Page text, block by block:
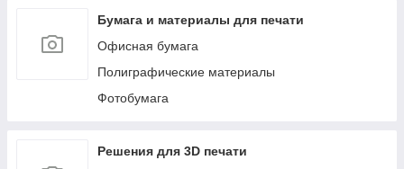
Бумага и материалы для печати
Офисная бумага
Полиграфические материалы
Фотобумага
Решения для 3D печати